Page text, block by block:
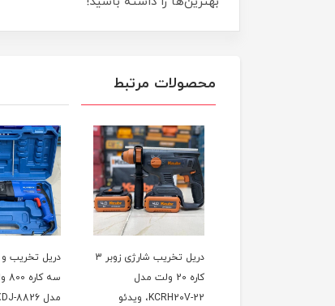
محصولات مرتبط
دریل تخریب شارژی زوبر 3
کاره 20 ولت مدل
KCRH20V-22، ویدئو
دریل تخریب
سه